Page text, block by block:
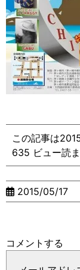
この記事は
635 ビュー読ま
2015/05/17
コメントする